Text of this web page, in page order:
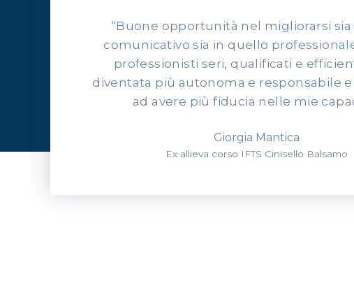
“Buone opportunità nel migliorarsi sia
comunicativo sia in quello
professionisti seri, qualificati e
diventata più autonoma e responsabile
ad avere più fiducia nelle mie
Giorgia Mantica
Ex allieva corso IFTS Cinisello Balsamo